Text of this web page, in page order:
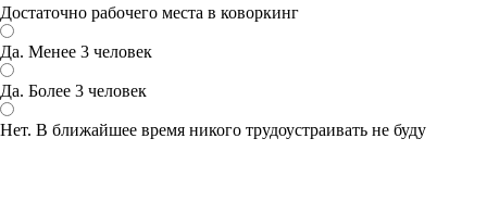
Достаточно рабочего места в коворкинг
Да. Менее 3 человек
Да. Более 3 человек
Нет. В ближайшее время никого трудоустраивать не буду